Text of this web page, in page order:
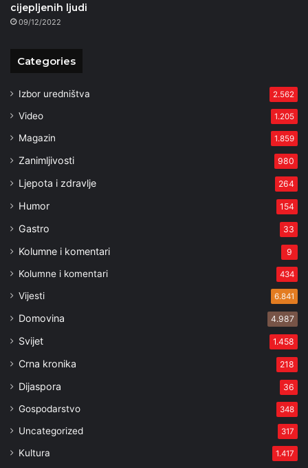
cijepljenih ljudi
09/12/2022
Categories
Izbor uredništva 2.562
Video 1.205
Magazin 1.859
Zanimljivosti 980
Ljepota i zdravlje 264
Humor 154
Gastro 33
Kolumne i komentari 9
Kolumne i komentari 434
Vijesti 6.841
Domovina 4.987
Svijet 1.458
Crna kronika 218
Dijaspora 36
Gospodarstvo 348
Uncategorized 317
Kultura 1.417